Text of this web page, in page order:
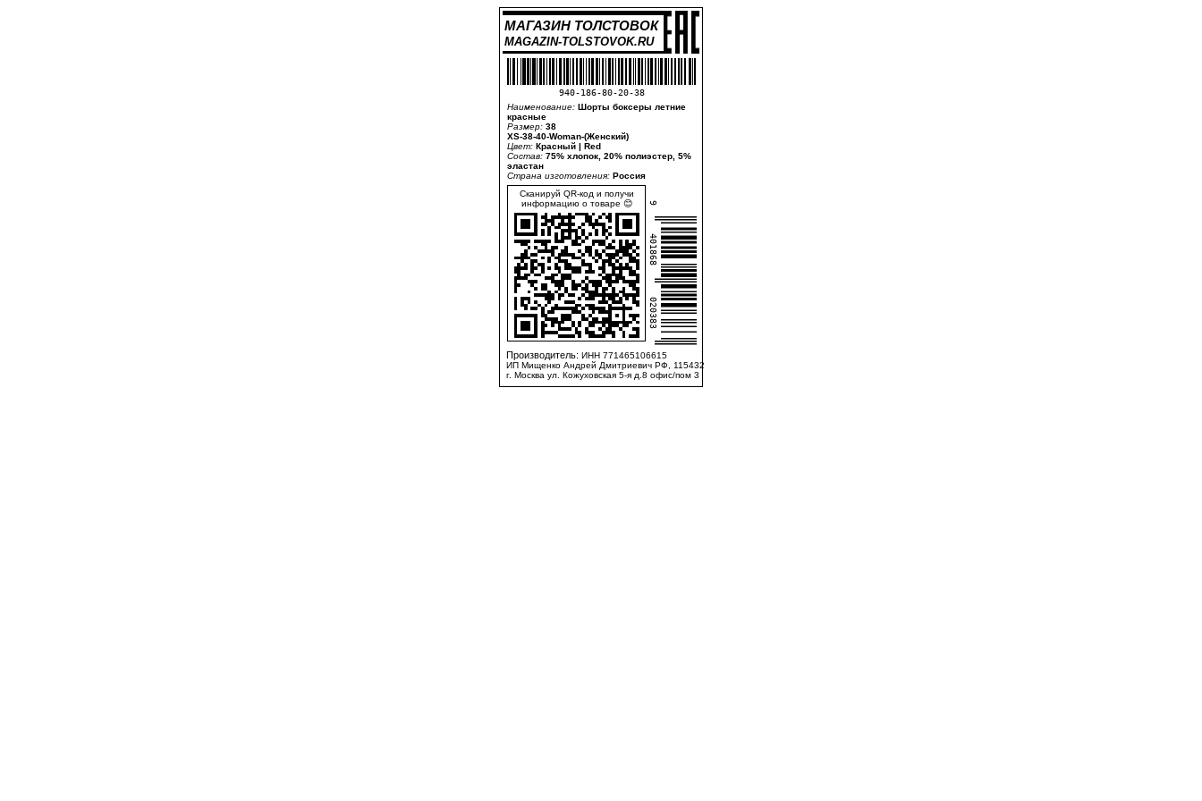
МАГАЗИН ТОЛСТОВОК
MAGAZIN-TOLSTOVOK.RU
940-186-80-20-38
Наименование: Шорты боксеры летние
красные
Размер: 38
XS-38-40-Woman-(Женский)
Цвет: Красный | Red
Состав: 75% хлопок, 20% полиэстер, 5%
эластан
Страна изготовления: Россия
Сканируй QR-код и получи
информацию о товаре 😊
9
401868
020383
Производитель: ИНН 771465106615
ИП Мищенко Андрей Дмитриевич РФ, 115432
г. Москва ул. Кожуховская 5-я д.8 офис/пом 3